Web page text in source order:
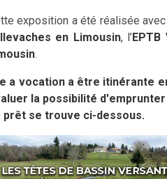
exposition a été réalisée
en Limousin, l’EPTB
.
a vocation a être itinérante
la possibilité
prêt se trouve ci-dessous.